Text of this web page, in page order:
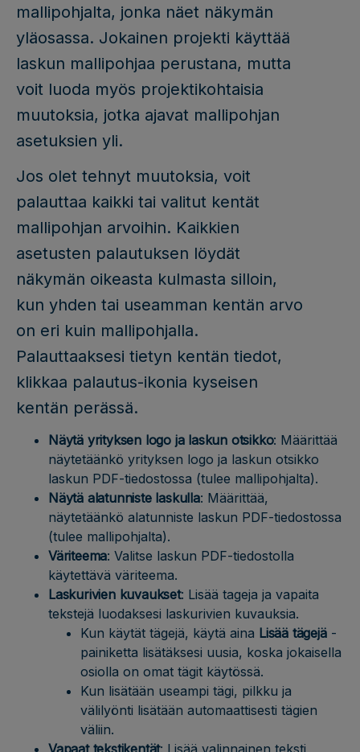
mallipohjalta, jonka näet näkymän
yläosassa. Jokainen projekti käyttää
laskun mallipohjaa perustana, mutta
voit luoda myös projektikohtaisia
muutoksia, jotka ajavat mallipohjan
asetuksien yli.
Jos olet tehnyt muutoksia, voit
palauttaa kaikki tai valitut kentät
mallipohjan arvoihin. Kaikkien
asetusten palautuksen löydät
näkymän oikeasta kulmasta silloin,
kun yhden tai useamman kentän arvo
on eri kuin mallipohjalla.
Palauttaaksesi tietyn kentän tiedot,
klikkaa palautus-ikonia kyseisen
kentän perässä.
Näytä yrityksen logo ja laskun otsikko: Määrittää
näytetäänkö yrityksen logo ja laskun otsikko
laskun PDF-tiedostossa (tulee mallipohjalta).
Näytä alatunniste laskulla: Määrittää,
näytetäänkö alatunniste laskun PDF-tiedostossa
(tulee mallipohjalta).
Väriteema: Valitse laskun PDF-tiedostolla
käytettävä väriteema.
Laskurivien kuvaukset: Lisää tageja ja vapaita
tekstejä luodaksesi laskurivien kuvauksia.
Kun käytät tägejä, käytä aina Lisää tägejä-
painiketta lisätäksesi uusia, koska jokaisella
osiolla on omat tägit käytössä.
Kun lisätään useampi tägi, pilkku ja
välilyönti lisätään automaattisesti tägien
väliin.